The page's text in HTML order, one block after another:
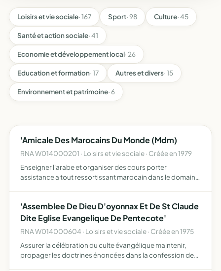
Loisirs et vie sociale· 167 Sport· 98 Culture· 45
Santé et action sociale· 41
Economie et développement local· 26
Education et formation· 17 Autres et divers· 15
Environnement et patrimoine· 6
'Amicale Des Marocains Du Monde (Mdm)
RNA W014000201 · Loisirs et vie sociale · Créée en 1979
Enseigner l'arabe et organiser des cours porter
assistance a tout ressortissant marocain dans le domaine
'Assemblee De Dieu D'oyonnax Et De St Claude
Dite Eglise Evangelique De Pentecote'
RNA W014000604 · Loisirs et vie sociale · Créée en 1975
Assurer la célébration du culte évangélique maintenir,
propager les doctrines énoncées dans la confession de